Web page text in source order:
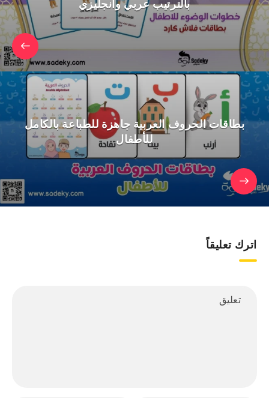
بالترتيب عربي وانجليزي
بطاقات الحروف العربية جاهزة للطباعة بالكامل
للأطفال
اترك تعليقاً